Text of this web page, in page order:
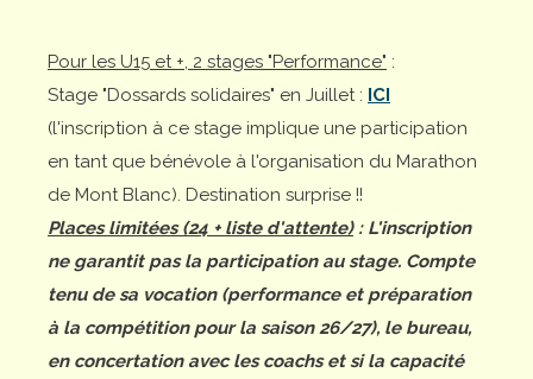
Pour les U15 et +, 2 stages "Performance" :
Stage "Dossards solidaires" en Juillet : ICI
(l'inscription à ce stage implique une participation
en tant que bénévole à l'organisation du Marathon
de Mont Blanc). Destination surprise !!
Places limitées (24 + liste d'attente): L'inscription
ne garantit pas la participation au stage. Compte
tenu de sa vocation (performance et préparation
à la compétition pour la saison 26/27), le bureau,
en concertation avec les coachs et si la capacité